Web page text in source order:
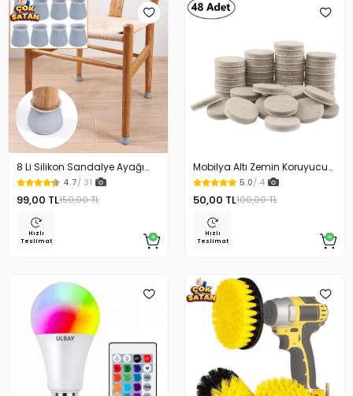
8 Li Silikon Sandalye Ayağı
Koruyucu Çizdirmez
4.7/ 31
99,00 TL150,00 TL
Hızlı
Teslimat
Mobilya Altı Zemin Koruyucu
20 mm Yuvarlak Keçe
5.0/ 4
50,00 TL100,00 TL
Hızlı
Teslimat